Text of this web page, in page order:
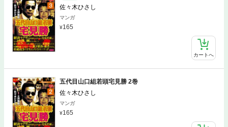
佐々木ひさし
マンガ
165
カートへ
五代目山口組若頭宅見勝 2巻
佐々木ひさし
マンガ
165